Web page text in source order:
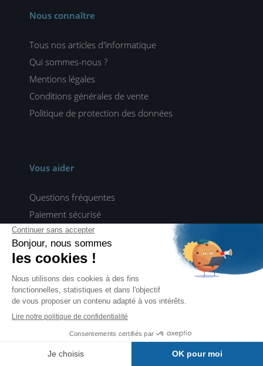
Nous connaître
Tous nos articles d'informatique
Qui sommes-nous ?
Mentions légales
Conditions générales de vente
Politique de protection des données
Vous aider
Questions fréquentes
Paiement sécurisé
Tarifs et délais de livraison
Activer un code
Contact
Vous accompagner
Librairies